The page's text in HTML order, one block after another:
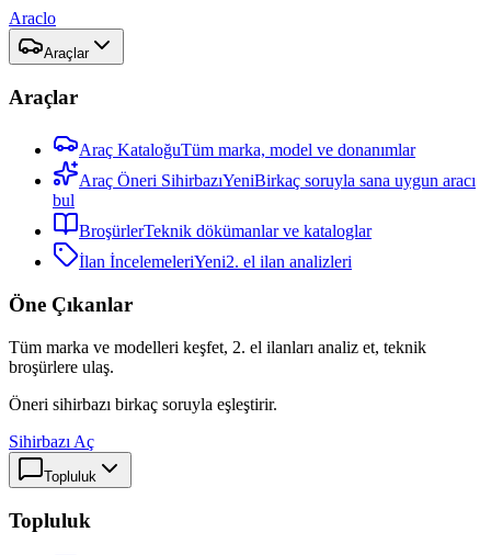
Araclo
Araçlar
Araçlar
Araç KataloğuTüm marka, model ve donanımlar
Araç Öneri SihirbazıYeniBirkaç soruyla sana uygun aracı
bul
BroşürlerTeknik dökümanlar ve kataloglar
İlan İncelemeleriYeni2. el ilan analizleri
Öne Çıkanlar
Tüm marka ve modelleri keşfet, 2. el ilanları analiz et, teknik
broşürlere ulaş.
Öneri sihirbazı birkaç soruyla eşleştirir.
Sihirbazı Aç
Topluluk
Topluluk